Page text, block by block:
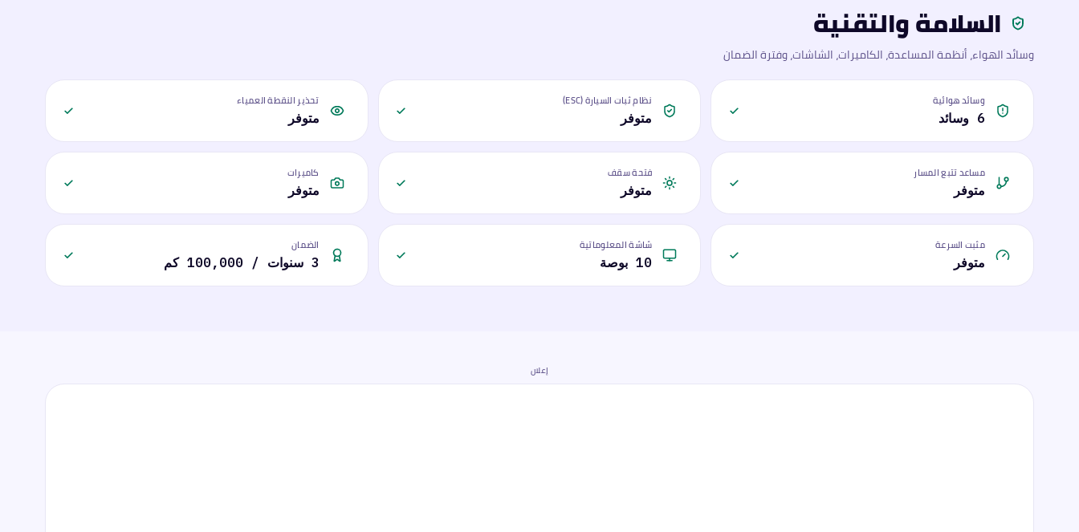
السلامة والتقنية
وسائد الهواء، أنظمة المساعدة، الكاميرات، الشاشات، وفترة الضمان
وسائد هوائية
6 وسائد
نظام ثبات السيارة (ESC)
متوفر
تحذير النقطة العمياء
متوفر
مساعد تتبع المسار
متوفر
فتحة سقف
متوفر
كاميرات
متوفر
مثبت السرعة
متوفر
شاشة المعلوماتية
10 بوصة
الضمان
3 سنوات / 100,000 كم
إعلان